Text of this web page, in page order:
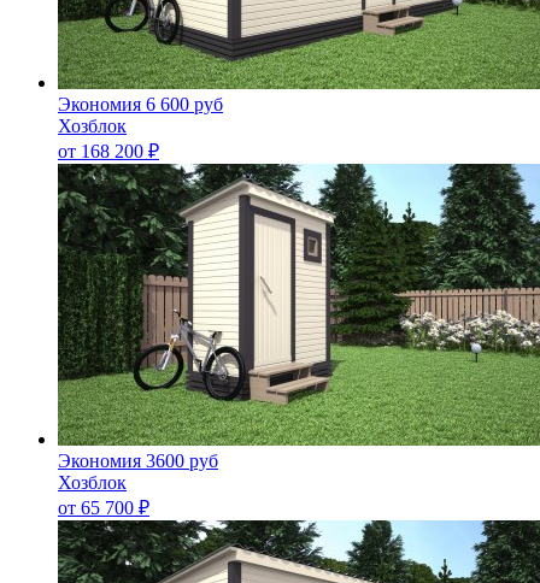
Экономия 6 600 руб
Хозблок
от 168 200 ₽
Экономия 3600 руб
Хозблок
от 65 700 ₽